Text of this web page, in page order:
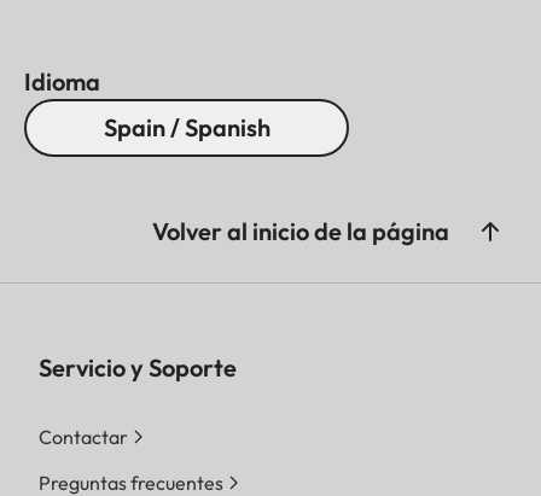
Idioma
Spain / Spanish
Volver al inicio de la página
Servicio y Soporte
Contactar
Preguntas frecuentes